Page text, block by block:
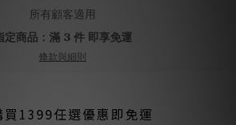
所有顧客適用
定商品：滿 3 件 即享免運
條款與細則
買1399任選優惠即免運